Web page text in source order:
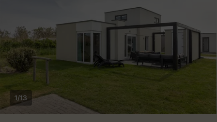
1/13